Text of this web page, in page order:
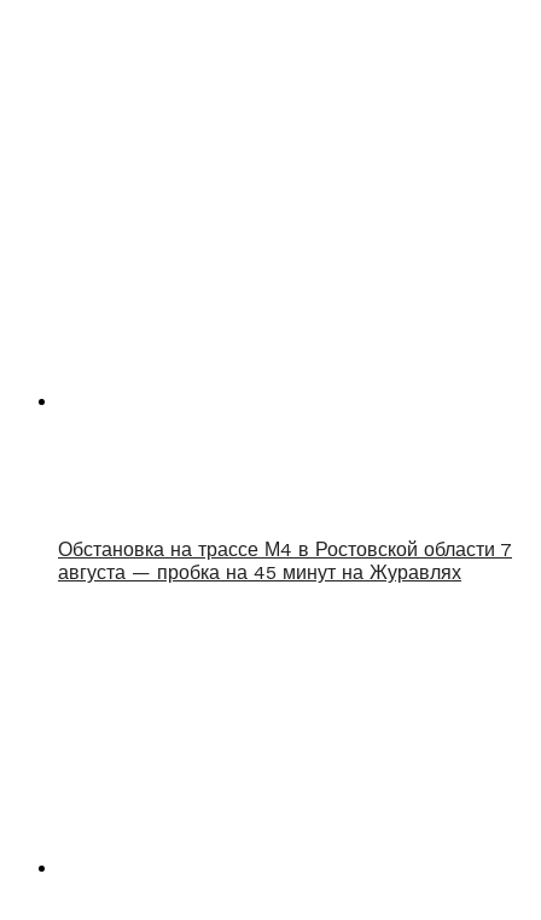
Обстановка на трассе М4 в Ростовской области 7
августа — пробка на 45 минут на Журавлях